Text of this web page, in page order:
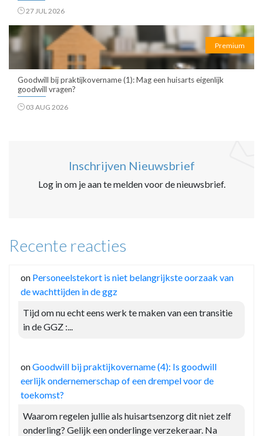
27 JUL 2026
Premium
Goodwill bij praktijkovername (1): Mag een huisarts eigenlijk
goodwill vragen?
03 AUG 2026
Inschrijven Nieuwsbrief
Log in om je aan te melden voor de nieuwsbrief.
Recente reacties
on Personeelstekort is niet belangrijkste oorzaak van
de wachttijden in de ggz
Tijd om nu echt eens werk te maken van een transitie
in de GGZ :...
onGoodwill bij praktijkovername (4): Is goodwill
eerlijk ondernemerschap of een drempel voor de
toekomst?
Waarom regelen jullie als huisartsenzorg dit niet zelf
onderling? Gelijk een onderlinge verzekeraar. Na